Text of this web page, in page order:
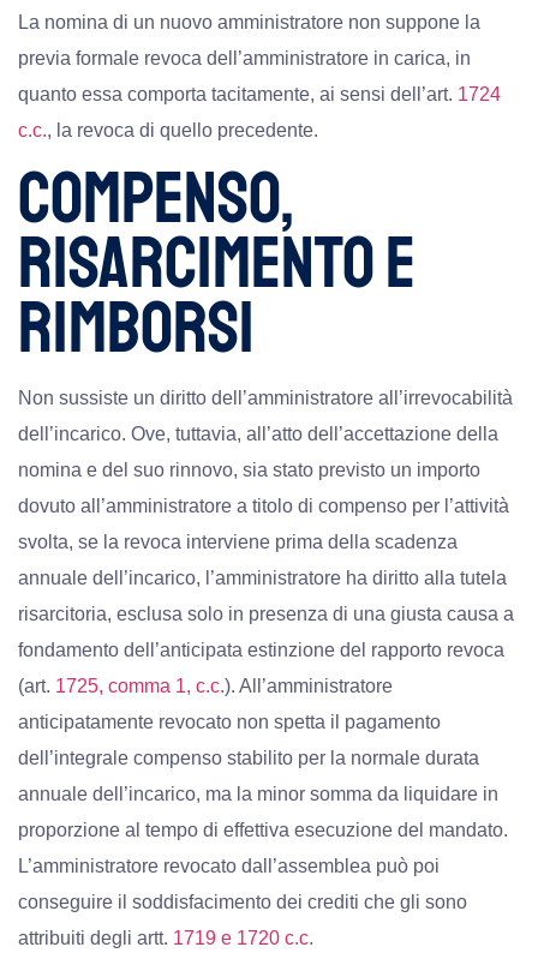
La nomina di un nuovo amministratore non suppone la
previa formale revoca dell’amministratore in carica, in
quanto essa comporta tacitamente, ai sensi dell’art. 1724
c.c., la revoca di quello precedente.
COMPENSO,
RISARCIMENTO E
RIMBORSI
Non sussiste un diritto dell’amministratore all’irrevocabilità
dell’incarico. Ove, tuttavia, all’atto dell’accettazione della
nomina e del suo rinnovo, sia stato previsto un importo
dovuto all’amministratore a titolo di compenso per l’attività
svolta, se la revoca interviene prima della scadenza
annuale dell’incarico, l’amministratore ha diritto alla tutela
risarcitoria, esclusa solo in presenza di una giusta causa a
fondamento dell’anticipata estinzione del rapporto revoca
(art. 1725, comma 1, c.c.). All’amministratore
anticipatamente revocato non spetta il pagamento
dell’integrale compenso stabilito per la normale durata
annuale dell’incarico, ma la minor somma da liquidare in
proporzione al tempo di effettiva esecuzione del mandato.
L’amministratore revocato dall’assemblea può poi
conseguire il soddisfacimento dei crediti che gli sono
attribuiti degli artt. 1719 e 1720 c.c.